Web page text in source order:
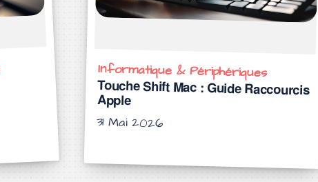
Informatique & Périphériques
Touche Shift Mac : Guide Raccourcis
Apple
31 Mai 2026